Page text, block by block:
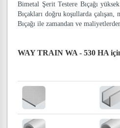
Bimetal Şerit Testere Bıçağı
Bıçakları doğru koşullarda
Bıçağı ile zamandan ve
WAY TRAIN WA - 530 HA